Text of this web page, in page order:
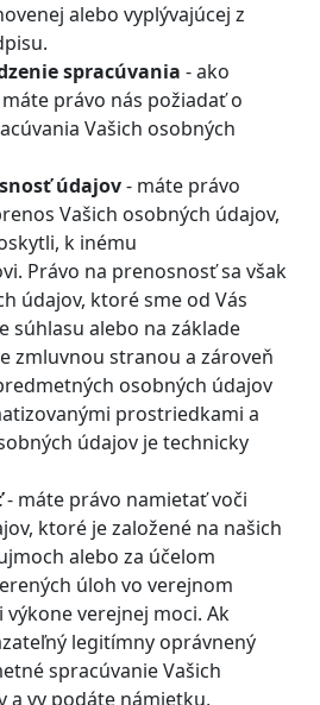
alebo vyplývajúcej z
spracúvania - ako
právo nás požiadať o
Vašich osobných
údajov- máte právo
Vašich osobných údajov,
k inému
Právo na prenosnosť sa však
údajov, ktoré sme od Vás
súhlasu alebo na základe
zmluvnou stranou a zároveň
osobných údajov
prostriedkami a
údajov je technicky
- máte právo namietať voči
ktoré je založené na našich
alebo za účelom
úloh vo verejnom
verejnej moci. Ak
legitímny oprávnený
spracúvanie Vašich
a vy podáte námietku,